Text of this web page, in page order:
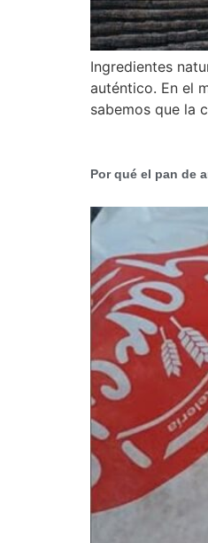
Ingredientes
auténtico. En el
sabemos que la
Por qué el pan de